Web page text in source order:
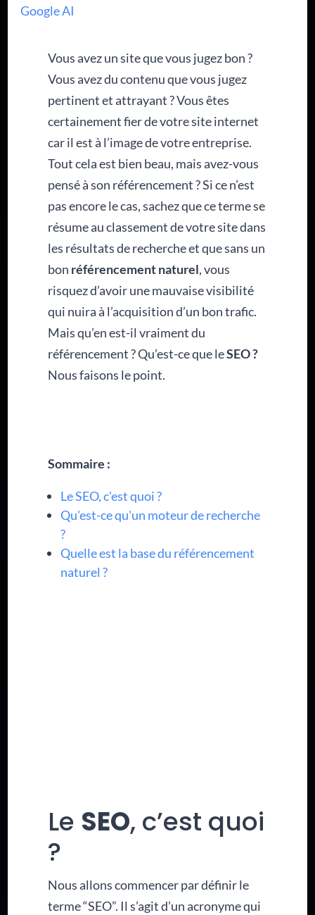
Google AI
Vous avez un site que vous jugez bon ?
Vous avez du contenu que vous jugez
pertinent et attrayant ? Vous êtes
certainement fier de votre site internet
car il est à l’image de votre entreprise.
Tout cela est bien beau, mais avez-vous
pensé à son référencement ? Si ce n’est
pas encore le cas, sachez que ce terme se
résume au classement de votre site dans
les résultats de recherche et que sans un
bon référencement naturel, vous
risquez d’avoir une mauvaise visibilité
qui nuira à l’acquisition d’un bon trafic.
Mais qu’en est-il vraiment du
référencement ? Qu’est-ce que leSEO ?
Nous faisons le point.
Sommaire :
Le SEO, c'est quoi ?
Qu'est-ce qu'un moteur de recherche
?
Quelle est la base du référencement
naturel ?
Le SEO, c’est quoi
?
Nous allons commencer par définir le
terme “SEO”. Il s’agit d’un acronyme qui